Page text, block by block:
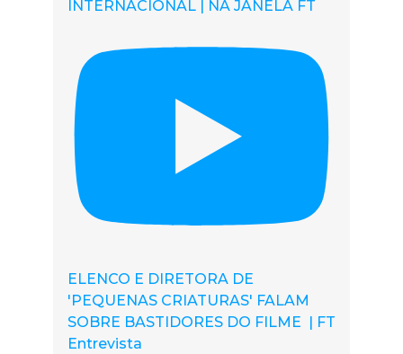
INTERNACIONAL | NA JANELA FT
ELENCO E DIRETORA DE
'PEQUENAS CRIATURAS' FALAM
SOBRE BASTIDORES DO FILME | FT
Entrevista